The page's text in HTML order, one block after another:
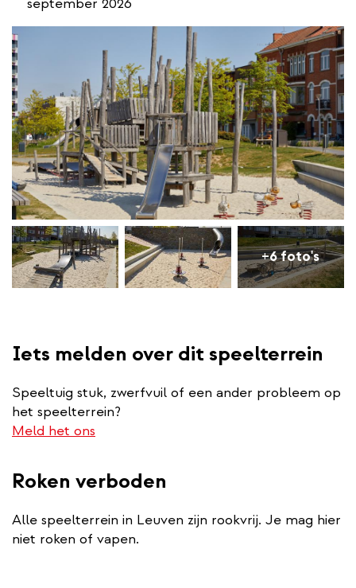
+6 foto's
Iets melden over dit speelterrein
Speeltuig stuk, zwerfvuil of een ander probleem op
het speelterrein?
Meld het ons
Roken verboden
Alle speelterrein in Leuven zijn rookvrij. Je mag hier
niet roken of vapen.